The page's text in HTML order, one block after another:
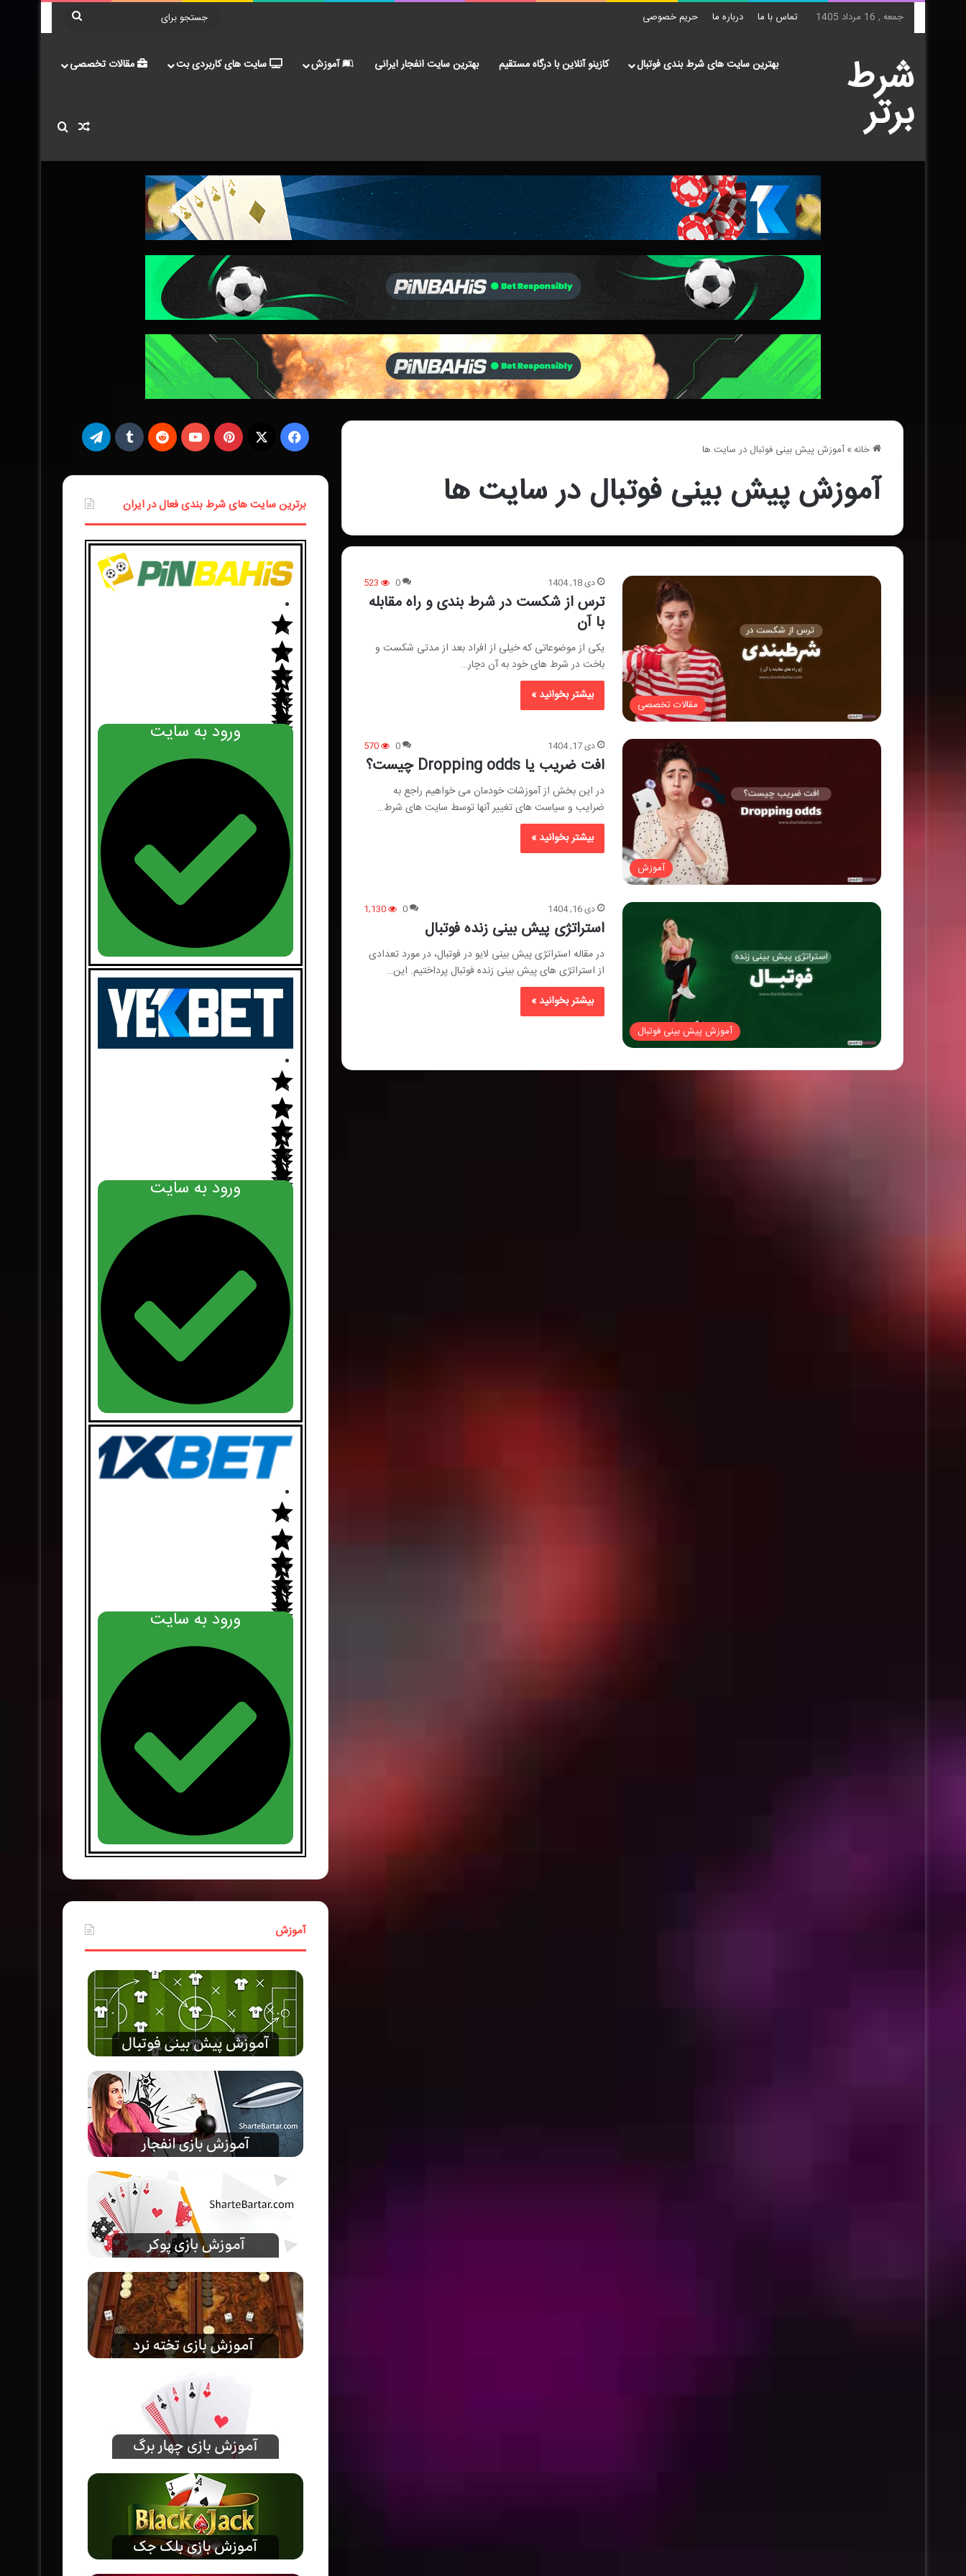
جمعه , 16 مرداد 1405 تماس با ما درباره ما حریم خصوصی
شرط
برتر
بهترین سایت های شرط بندی فوتبال کازینو آنلاین با درگاه مستقیم بهترین سایت انفجار ایرانی آموزش سایت های کاربردی بت مقالات تخصصی
نوشته تصادفی
خانه»آموزش پیش بینی فوتبال در سایت ها
آموزش پیش بینی فوتبال در سایت ها
مقالات تخصصی
دی 18, 1404 0
523
ترس از شکست در شرط بندی و راه مقابله
با آن
یکی از موضوعاتی که خیلی از افراد بعد از مدتی شکست و
باخت در شرط های خود به آن دچار…
بیشتر بخوانید »
آموزش
دی 17, 1404 0
570
افت ضریب یا Dropping odds چیست؟
در این بخش از آموزشات خودمان می خواهیم راجع به
ضرایب و سیاست های تغییر آنها توسط سایت های شرط…
بیشتر بخوانید »
آموزش پیش بینی فوتبال
دی 16, 1404 0
1,130
استراتژی پیش بینی زنده فوتبال
در مقاله استراتژی پیش بینی لایو در فوتبال، در مورد تعدادی
از استراتژی های پیش بینی زنده فوتبال پرداختیم. این…
بیشتر بخوانید »
ب
و
ک
ی
ن‌
ت
ر
ی
و
ب
د
ی
ت
م
ب
ل
گ
ر
برترین سایت های شرط بندی فعال در ایران
ورود به سایت
ورود به سایت
ورود به سایت
آموزش